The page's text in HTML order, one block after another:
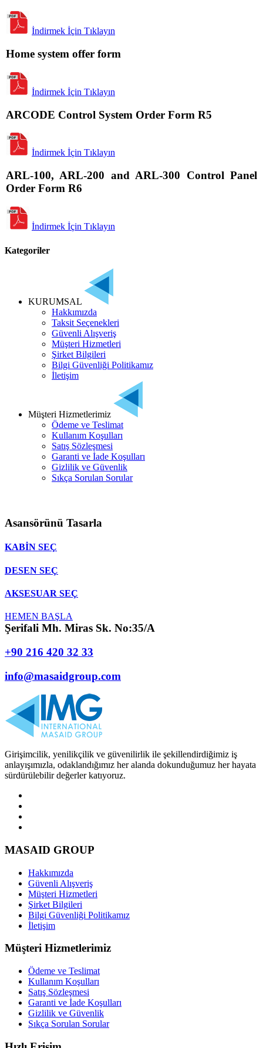
İndirmek İçin Tıklayın
Home system offer form
İndirmek İçin Tıklayın
ARCODE Control System Order Form R5
İndirmek İçin Tıklayın
ARL-100, ARL-200 and ARL-300 Control Panel
Order Form R6
İndirmek İçin Tıklayın
Kategoriler
KURUMSAL
Hakkımızda
Taksit Seçenekleri
Güvenli Alışveriş
Müşteri Hizmetleri
Şirket Bilgileri
Bilgi Güvenliği Politikamız
İletişim
Müşteri Hizmetlerimiz
Ödeme ve Teslimat
Kullanım Koşulları
Satış Sözleşmesi
Garanti ve İade Koşulları
Gizlilik ve Güvenlik
Sıkça Sorulan Sorular
Asansörünü Tasarla
KABİN SEÇ
DESEN SEÇ
AKSESUAR SEÇ
HEMEN BAŞLA
Şerifali Mh. Miras Sk. No:35/A
+90 216 420 32 33
info@masaidgroup.com
Girişimcilik, yenilikçilik ve güvenilirlik ile şekillendirdiğimiz iş
anlayışımızla, odaklandığımız her alanda dokunduğumuz her hayata
sürdürülebilir değerler katıyoruz.
MASAID GROUP
Hakkımızda
Güvenli Alışveriş
Müşteri Hizmetleri
Şirket Bilgileri
Bilgi Güvenliği Politikamız
İletişim
Müşteri Hizmetlerimiz
Ödeme ve Teslimat
Kullanım Koşulları
Satış Sözleşmesi
Garanti ve İade Koşulları
Gizlilik ve Güvenlik
Sıkça Sorulan Sorular